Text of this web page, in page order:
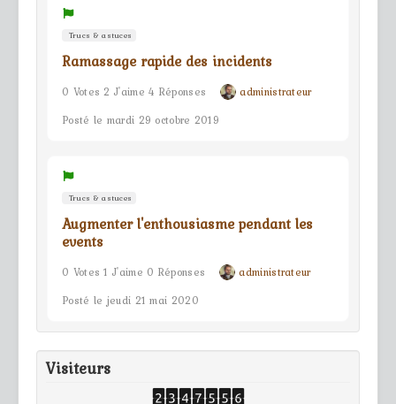
Trucs & astuces
Ramassage rapide des incidents
0 Votes 2 J'aime 4 Réponses
administrateur
Posté le mardi 29 octobre 2019
Trucs & astuces
Augmenter l'enthousiasme pendant les
events
0 Votes 1 J'aime 0 Réponses
administrateur
Posté le jeudi 21 mai 2020
Visiteurs